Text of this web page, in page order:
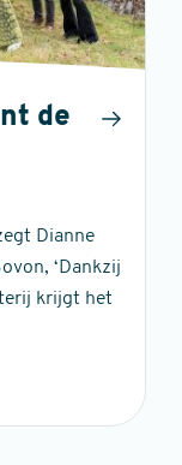
de
Dianne
‘Dankzij
krijgt het